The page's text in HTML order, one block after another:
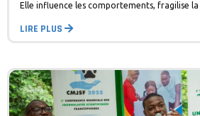
Elle influence les comportements, fragilise
LIRE PLUS